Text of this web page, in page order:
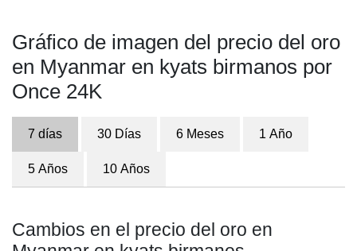
Gráfico de imagen del precio del oro
en Myanmar en kyats birmanos por
Once 24K
7 días 30 Días 6 Meses 1 Año
5 Años 10 Años
Cambios en el precio del oro en